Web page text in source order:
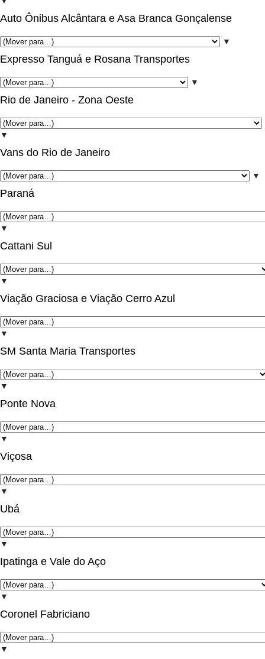
Auto Ônibus Alcântara e Asa Branca Gonçalense
▼
Expresso Tanguá e Rosana Transportes
▼
Rio de Janeiro - Zona Oeste
▼
Vans do Rio de Janeiro
▼
Paraná
▼
Cattani Sul
▼
Viação Graciosa e Viação Cerro Azul
▼
SM Santa Maria Transportes
▼
Ponte Nova
▼
Viçosa
▼
Ubá
▼
Ipatinga e Vale do Aço
▼
Coronel Fabriciano
▼